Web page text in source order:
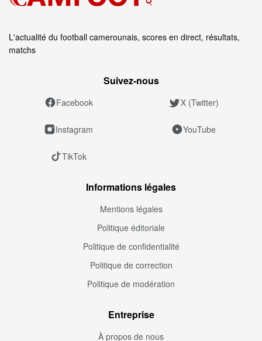
L'actualité du football camerounais, scores en direct, résultats,
matchs
Suivez‑nous
Facebook X (Twitter)
Instagram YouTube
TikTok
Informations légales
Mentions légales
Politique éditoriale
Politique de confidentialité
Politique de correction
Politique de modération
Entreprise
À propos de nous